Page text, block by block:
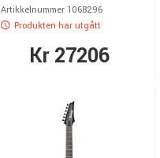
Artikkelnummer 1068296
Produkten har utgått
Kr 27206